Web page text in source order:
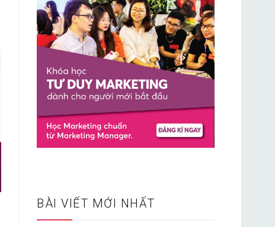
BÀI VIẾT MỚI NHẤT